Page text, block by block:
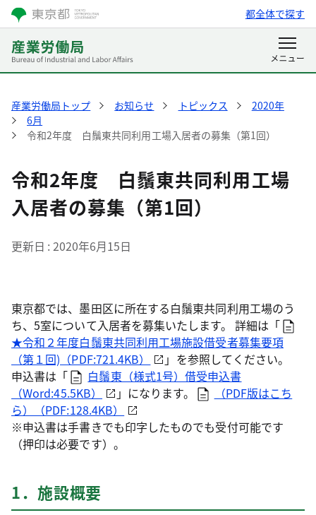
都全体で探す
産業労働局トップ お知らせ トピックス
2020年
6月
令和2年度 白鬚東共同利用工場入居者の募集（第1回）
令和2年度 白鬚東共同利用工場
入居者の募集（第1回）
更新日 2020年6月15日
東京都では、墨田区に所在する白鬚東共同利用工場のう
ち、5室について入居者を募集いたします。 詳細は「
★令和２年度白鬚東共同利用工場施設借受者募集要項
（第１回)（PDF:721.4KB）
」を参照してください。
申込書は「
白鬚東（様式1号）借受申込書
（Word:45.5KB）
」になります。
（PDF版はこち
ら）（PDF:128.4KB）
※申込書は手書きでも印字したものでも受付可能です
（押印は必要です）。
1．施設概要